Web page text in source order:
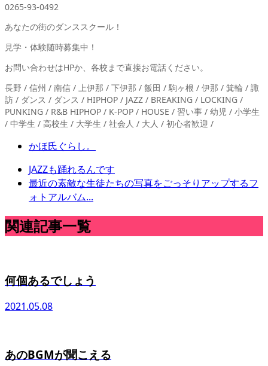
0265-93-0492
あなたの街のダンススクール！
見学・体験随時募集中！
お問い合わせはHPか、各校まで直接お電話ください。
長野 / 信州 / 南信 / 上伊那 / 下伊那 / 飯田 / 駒ヶ根 / 伊那 / 箕輪 / 諏
訪 / ダンス / ダンス / HIPHOP / JAZZ / BREAKING / LOCKING /
PUNKING / R&B HIPHOP / K-POP / HOUSE / 習い事 / 幼児 / 小学生
/ 中学生 / 高校生 / 大学生 / 社会人 / 大人 / 初心者歓迎 /
かほ氏ぐらし。
JAZZも踊れるんです
最近の素敵な生徒たちの写真をごっそりアップするフ
ォトアルバム...
関連記事一覧
何個あるでしょう
2021.05.08
あのBGMが聞こえる